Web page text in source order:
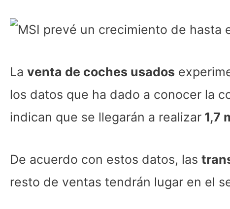
La venta de coches usados
los datos que ha dado a conocer la
indican que se llegarán a realizar 1,7
De acuerdo con estos datos, las
resto de ventas tendrán lugar en el